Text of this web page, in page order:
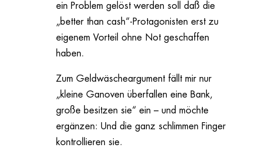
ein Problem gelöst werden soll daß die
„better than cash“-Protagonisten erst zu
eigenem Vorteil ohne Not geschaffen
haben.
Zum Geldwäscheargument fällt mir nur
„kleine Ganoven überfallen eine Bank,
große besitzen sie“ ein – und möchte
ergänzen: Und die ganz schlimmen Finger
kontrollieren sie.